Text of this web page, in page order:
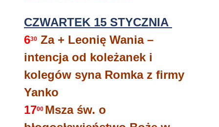
CZWARTEK 15 STYCZNIA
630 Za + Leonię Wania –
intencja od koleżanek i
kolegów syna Romka z firmy
Yanko
1700 Msza św. o